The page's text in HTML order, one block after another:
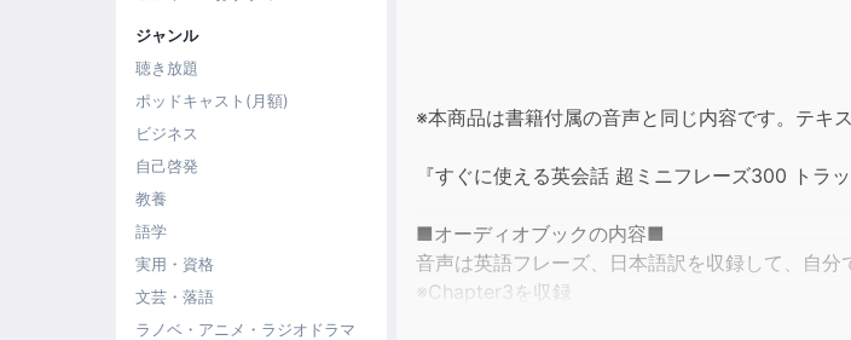
ジャンル
聴き放題
ポッドキャスト(月額)
ビジネス
自己啓発
教養
語学
実用・資格
文芸・落語
ラノベ・アニメ・ラジオドラマ
※本商品は書籍付属の音声と同じ内容です。テキ
『すぐに使える英会話 超ミニフレーズ300 トラ
■オーディオブックの内容■
音声は英語フレーズ、日本語訳を収録して、自分
※Chapter3を収録